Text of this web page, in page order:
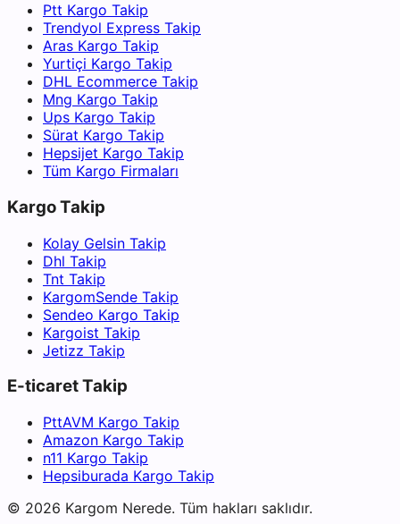
Ptt Kargo Takip
Trendyol Express Takip
Aras Kargo Takip
Yurtiçi Kargo Takip
DHL Ecommerce Takip
Mng Kargo Takip
Ups Kargo Takip
Sürat Kargo Takip
Hepsijet Kargo Takip
Tüm Kargo Firmaları
Kargo Takip
Kolay Gelsin Takip
Dhl Takip
Tnt Takip
KargomSende Takip
Sendeo Kargo Takip
Kargoist Takip
Jetizz Takip
E-ticaret Takip
PttAVM Kargo Takip
Amazon Kargo Takip
n11 Kargo Takip
Hepsiburada Kargo Takip
© 2026 Kargom Nerede. Tüm hakları saklıdır.